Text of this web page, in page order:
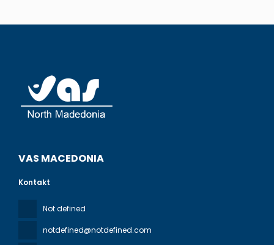
VAS MACEDONIA
Kontakt
Not defined
notdefined@notdefined.com